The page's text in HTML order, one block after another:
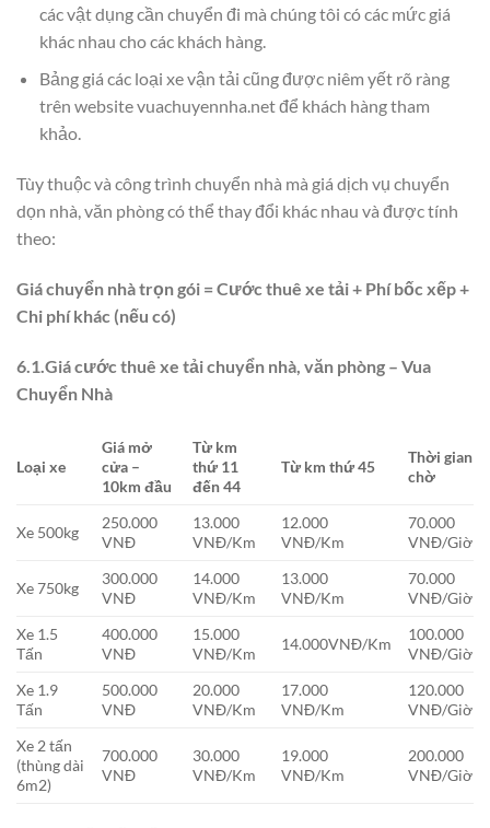
các vật dụng cần chuyển đi mà chúng tôi có các mức giá
khác nhau cho các khách hàng.
Bảng giá các loại xe vận tải cũng được niêm yết rõ ràng
trên website vuachuyennha.net để khách hàng tham
khảo.
Tùy thuộc và công trình chuyển nhà mà giá dịch vụ chuyển
dọn nhà, văn phòng có thể thay đổi khác nhau và được tính
theo:
Giá chuyển nhà trọn gói = Cước thuê xe tải + Phí bốc xếp +
Chi phí khác (nếu có)
6.1.Giá cước thuê xe tải chuyển nhà, văn phòng – Vua
Chuyển Nhà
Loại xe
Giá mở
cửa –
10km đầu
Từ km
thứ 11
đến 44
Từ km thứ 45
Thời gian
chờ
Xe 500kg
250.000
VNĐ
13.000
VNĐ/Km
12.000
VNĐ/Km
70.000
VNĐ/Giờ
Xe 750kg
300.000
VNĐ
14.000
VNĐ/Km
13.000
VNĐ/Km
70.000
VNĐ/Giờ
Xe 1.5
Tấn
400.000
VNĐ
15.000
VNĐ/Km
14.000VNĐ/Km
100.000
VNĐ/Giờ
Xe 1.9
Tấn
500.000
VNĐ
20.000
VNĐ/Km
17.000
VNĐ/Km
120.000
VNĐ/Giờ
Xe 2 tấn
(thùng dài
6m2)
700.000
VNĐ
30.000
VNĐ/Km
19.000
VNĐ/Km
200.000
VNĐ/Giờ